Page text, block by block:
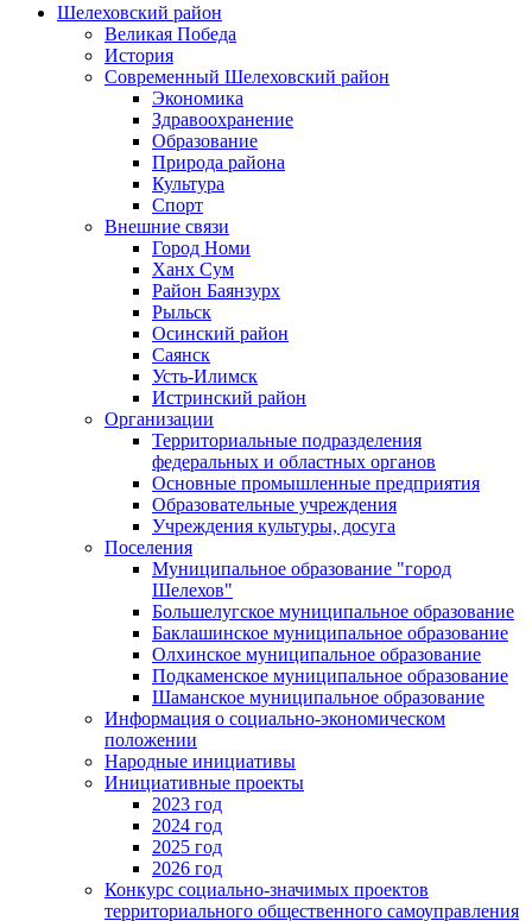
Шелеховский район
Великая Победа
История
Современный Шелеховский район
Экономика
Здравоохранение
Образование
Природа района
Культура
Спорт
Внешние связи
Город Номи
Ханх Сум
Район Баянзурх
Рыльск
Осинский район
Саянск
Усть-Илимск
Истринский район
Организации
Территориальные подразделения
федеральных и областных органов
Основные промышленные предприятия
Образовательные учреждения
Учреждения культуры, досуга
Поселения
Муниципальное образование "город
Шелехов"
Большелугское муниципальное образование
Баклашинское муниципальное образование
Олхинское муниципальное образование
Подкаменское муниципальное образование
Шаманское муниципальное образование
Информация о социально-экономическом
положении
Народные инициативы
Инициативные проекты
2023 год
2024 год
2025 год
2026 год
Конкурс социально-значимых проектов
территориального общественного самоуправления